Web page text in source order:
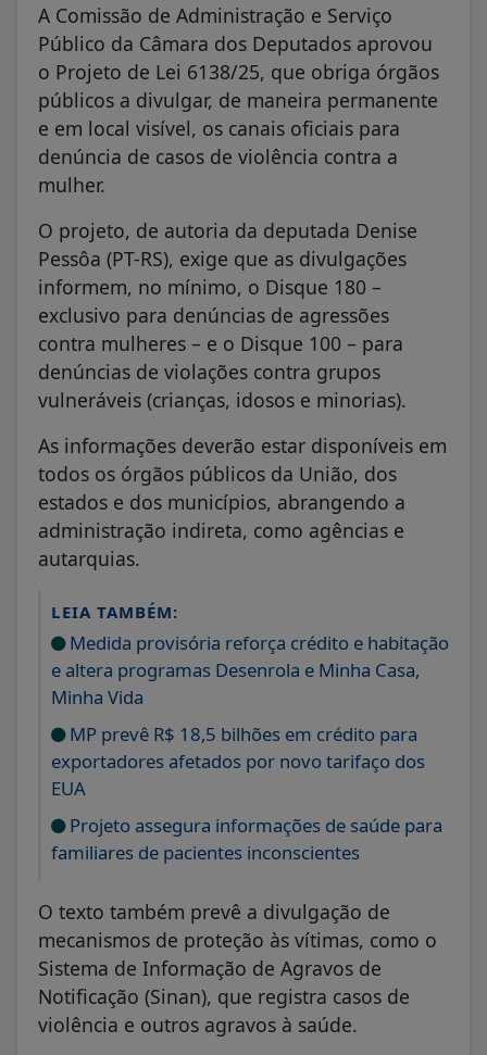
A Comissão de Administração e Serviço
Público da Câmara dos Deputados aprovou
o Projeto de Lei 6138/25, que obriga órgãos
públicos a divulgar, de maneira permanente
e em local visível, os canais oficiais para
denúncia de casos de violência contra a
mulher.
O projeto, de autoria da deputada Denise
Pessôa (PT-RS), exige que as divulgações
informem, no mínimo, o Disque 180 –
exclusivo para denúncias de agressões
contra mulheres – e o Disque 100 – para
denúncias de violações contra grupos
vulneráveis (crianças, idosos e minorias).
As informações deverão estar disponíveis em
todos os órgãos públicos da União, dos
estados e dos municípios, abrangendo a
administração indireta, como agências e
autarquias.
LEIA TAMBÉM:
Medida provisória reforça crédito e habitação
e altera programas Desenrola e Minha Casa,
Minha Vida
MP prevê R$ 18,5 bilhões em crédito para
exportadores afetados por novo tarifaço dos
EUA
Projeto assegura informações de saúde para
familiares de pacientes inconscientes
O texto também prevê a divulgação de
mecanismos de proteção às vítimas, como o
Sistema de Informação de Agravos de
Notificação (Sinan), que registra casos de
violência e outros agravos à saúde.